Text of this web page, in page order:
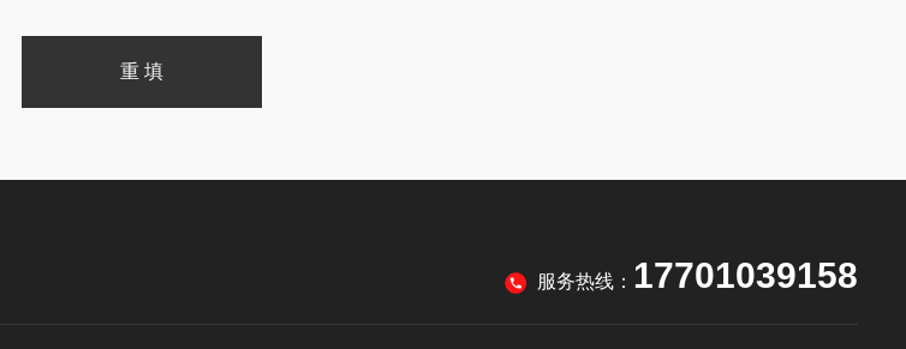
服务热线： 17701039158